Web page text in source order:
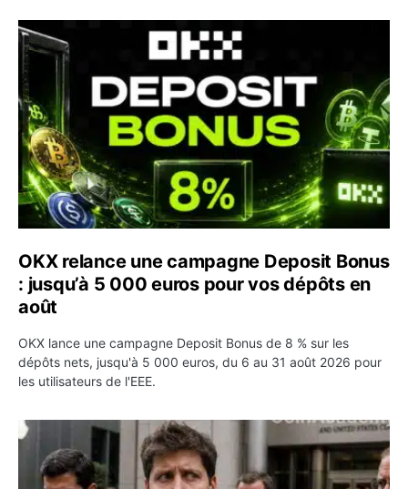
OKX relance une campagne Deposit Bonus : jusqu’à 5
OKX relance une campagne Deposit Bonus
: jusqu’à 5 000 euros pour vos dépôts en
août
OKX lance une campagne Deposit Bonus de 8 % sur les
dépôts nets, jusqu'à 5 000 euros, du 6 au 31 août 2026 pour
les utilisateurs de l'EEE.
OpenAI demande le rejet de la plainte d’Apple et